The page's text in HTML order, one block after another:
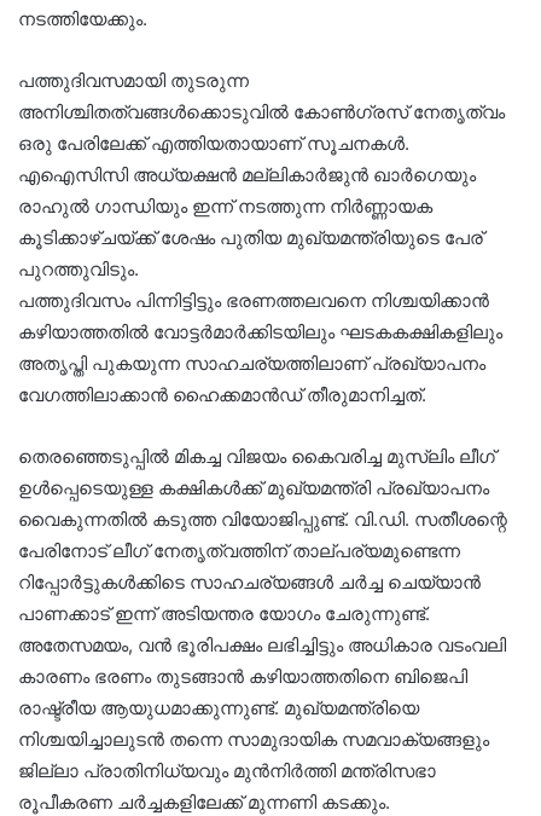
നടത്തിയേക്കും.
പത്തുദിവസമായി തുടരുന്ന
അനിശ്ചിതത്വങ്ങൾക്കൊടുവിൽ കോൺഗ്രസ് നേതൃത്വം
ഒരു പേരിലേക്ക് എത്തിയതായാണ് സൂചനകൾ.
എഐസിസി അധ്യക്ഷൻ മല്ലികാർജുൻ ഖാർഗെയും
രാഹുൽ ഗാന്ധിയും ഇന്ന് നടത്തുന്ന നിർണ്ണായക
കൂടിക്കാഴ്ചയ്ക്ക് ശേഷം പുതിയ മുഖ്യമന്ത്രിയുടെ പേര്
പുറത്തുവിടും.
പത്തുദിവസം പിന്നിട്ടിട്ടും ഭരണത്തലവനെ നിശ്ചയിക്കാൻ
കഴിയാത്തതിൽ വോട്ടർമാർക്കിടയിലും ഘടകകക്ഷികളിലും
അതൃപ്തി പുകയുന്ന സാഹചര്യത്തിലാണ് പ്രഖ്യാപനം
വേഗത്തിലാക്കാൻ ഹൈക്കമാൻഡ് തീരുമാനിച്ചത്.
തെരഞ്ഞെടുപ്പിൽ മികച്ച വിജയം കൈവരിച്ച മുസ്ലിം ലീഗ്
ഉൾപ്പെടെയുള്ള കക്ഷികൾക്ക് മുഖ്യമന്ത്രി പ്രഖ്യാപനം
വൈകുന്നതിൽ കടുത്ത വിയോജിപ്പുണ്ട്. വി.ഡി. സതീശന്റെ
പേരിനോട് ലീഗ് നേതൃത്വത്തിന് താല്പര്യമുണ്ടെന്ന
റിപ്പോർട്ടുകൾക്കിടെ സാഹചര്യങ്ങൾ ചർച്ച ചെയ്യാൻ
പാണക്കാട് ഇന്ന് അടിയന്തര യോഗം ചേരുന്നുണ്ട്.
അതേസമയം, വൻ ഭൂരിപക്ഷം ലഭിച്ചിട്ടും അധികാര വടംവലി
കാരണം ഭരണം തുടങ്ങാൻ കഴിയാത്തതിനെ ബിജെപി
രാഷ്ട്രീയ ആയുധമാക്കുന്നുണ്ട്. മുഖ്യമന്ത്രിയെ
നിശ്ചയിച്ചാലുടൻ തന്നെ സാമുദായിക സമവാക്യങ്ങളും
ജില്ലാ പ്രാതിനിധ്യവും മുൻനിർത്തി മന്ത്രിസഭാ
രൂപീകരണ ചർച്ചകളിലേക്ക് മുന്നണി കടക്കും.